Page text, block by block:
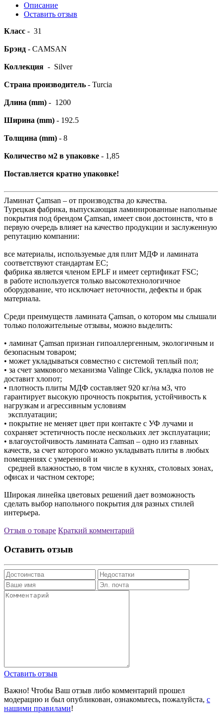
Описание
Оставить отзыв
Класс - 31
Брэнд - CAMSAN
Коллекция - Silver
Страна производитель - Turcia
Длина (mm) - 1200
Ширина (mm) - 192.5
Толщина (mm) - 8
Количество м2 в упаковке - 1,85
Поставляется кратно упаковке!
Ламинат Çamsan – от производства до качества.
Турецкая фабрика, выпускающая ламинированные напольные
покрытия под брендом Çamsan, имеет свои достоинств, что в
первую очередь влияет на качество продукции и заслуженную
репутацию компании:
все материалы, используемые для плит МДФ и ламината
соответствуют стандартам ЕС;
фабрика является членом EPLF и имеет сертификат FSC;
в работе используется только высокотехнологичное
оборудование, что исключает неточности, дефекты и брак
материала.
Среди преимуществ ламината Çamsan, о котором мы слышали
только положительные отзывы, можно выделить:
• ламинат Çamsan признан гипоаллергенным, экологичным и
безопасным товаром;
• может укладываться совместно с системой теплый пол;
• за счет замкового механизма Valinge Click, укладка полов не
доставит хлопот;
• плотность плиты МДФ составляет 920 кг/на м3, что
гарантирует высокую прочность покрытия, устойчивость к
нагрузкам и агрессивным условиям
эксплуатации;
• покрытие не меняет цвет при контакте с УФ лучами и
сохраняет эстетичность после нескольких лет эксплуатации;
• влагоустойчивость ламината Camsan – одно из главных
качеств, за счет которого можно укладывать плиты в любых
помещениях с умеренной и
средней влажностью, в том числе в кухнях, столовых зонах,
офисах и частном секторе;
Широкая линейка цветовых решений дает возможность
сделать выбор напольного покрытия для разных стилей
интерьера.
Отзыв о товаре Краткий комментарий
Оставить отзыв
Оставить отзыв
Важно! Чтобы Ваш отзыв либо комментарий прошел
модерацию и был опубликован, ознакомьтесь, пожалуйста, с
нашими правилами!